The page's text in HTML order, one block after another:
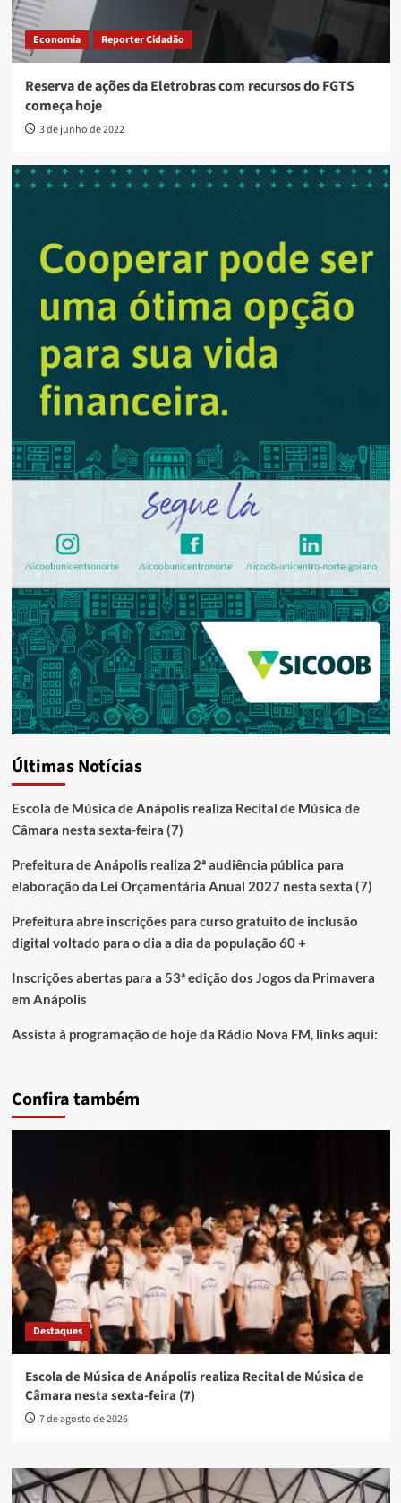
Economia Reporter Cidadão
Reserva de ações da Eletrobras com recursos do FGTS
começa hoje
3 de junho de 2022
Últimas Notícias
Escola de Música de Anápolis realiza Recital de Música de
Câmara nesta sexta-feira (7)
Prefeitura de Anápolis realiza 2ª audiência pública para
elaboração da Lei Orçamentária Anual 2027 nesta sexta (7)
Prefeitura abre inscrições para curso gratuito de inclusão
digital voltado para o dia a dia da população 60 +
Inscrições abertas para a 53ª edição dos Jogos da Primavera
em Anápolis
Assista à programação de hoje da Rádio Nova FM, links aqui:
Confira também
Destaques
Escola de Música de Anápolis realiza Recital de Música de
Câmara nesta sexta-feira (7)
7 de agosto de 2026